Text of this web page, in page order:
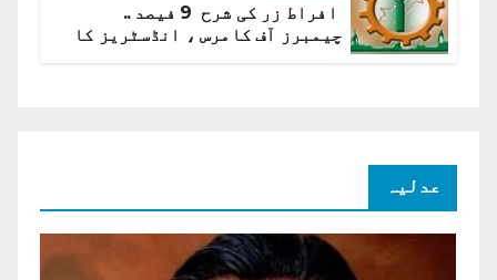
افراط زر کی شرح 9 فیصد ..
چیمبرز آف کامرس ، انڈسٹریز کا
عدلیہ